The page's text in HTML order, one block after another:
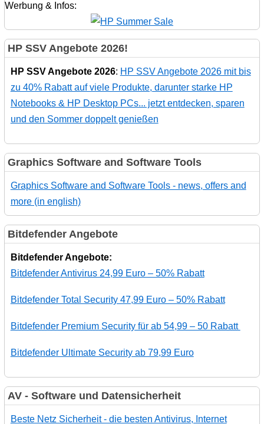
Werbung & Infos:
HP SSV Angebote 2026!
HP SSV Angebote 2026: HP SSV Angebote 2026 mit bis
zu 40% Rabatt auf viele Produkte, darunter starke HP
Notebooks & HP Desktop PCs... jetzt entdecken, sparen
und den Sommer doppelt genießen
Graphics Software and Software Tools
Graphics Software and Software Tools - news, offers and
more (in english)
Bitdefender Angebote
Bitdefender Angebote:
Bitdefender Antivirus 24,99 Euro – 50% Rabatt
Bitdefender Total Security 47,99 Euro – 50% Rabatt
Bitdefender Premium Security für ab 54,99 – 50 Rabatt
Bitdefender Ultimate Security ab 79,99 Euro
AV - Software und Datensicherheit
Beste Netz Sicherheit - die besten Antivirus, Internet